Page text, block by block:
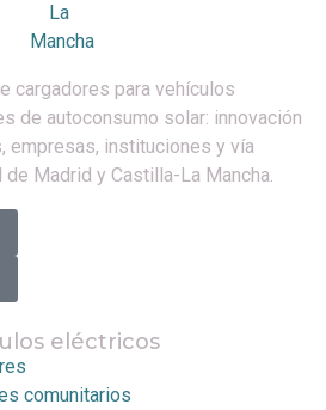
cargadores para vehículos
de autoconsumo solar: innovación
empresas, instituciones y vía
Madrid y Castilla-La Mancha.
eléctricos
comunitarios